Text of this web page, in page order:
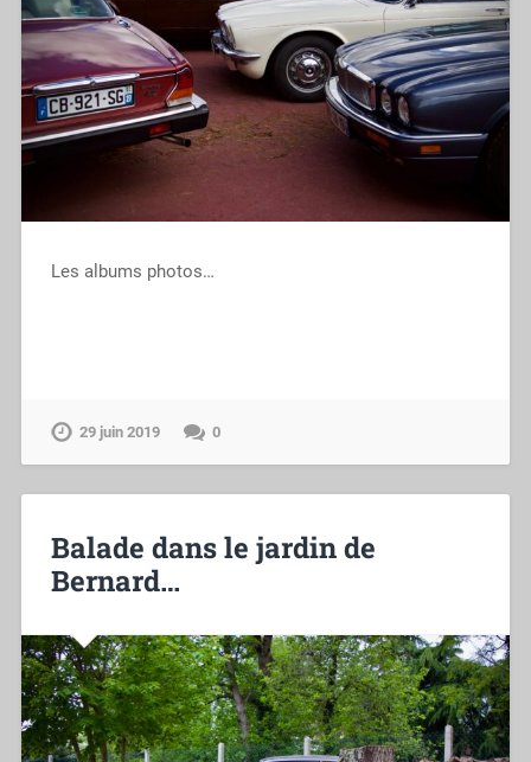
Les albums photos…
29 juin 2019 0
Balade dans le jardin de
Bernard…